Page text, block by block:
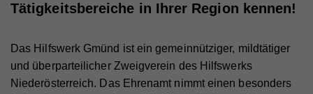
Tätigkeitsbereiche in Ihrer Region kennen!
Das Hilfswerk Gmünd ist ein gemeinnütziger, mildtätiger
und überparteilicher Zweigverein des Hilfswerks
Niederösterreich. Das Ehrenamt nimmt einen besonders